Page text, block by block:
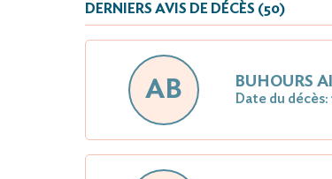
DERNIERS AVIS DE DÉCÈS (50)
AB BUHOURS
Date du décès: